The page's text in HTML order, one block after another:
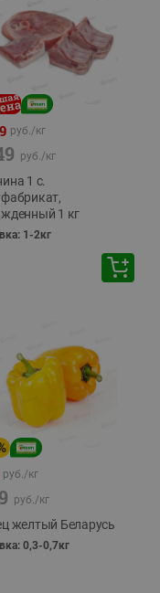
руб./кг
руб./кг
1 с.
1 кг
1-2кг
руб./кг
руб./кг
желтый Беларусь
0,3-0,7кг